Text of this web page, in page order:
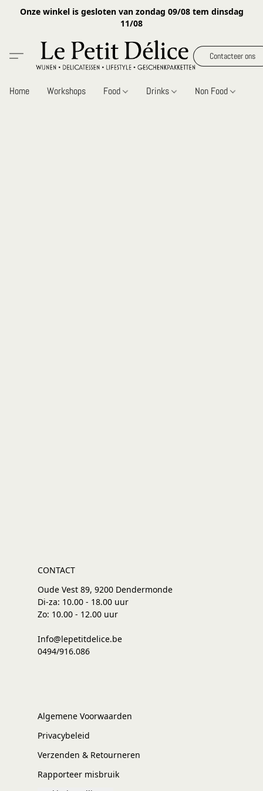
Onze winkel is gesloten van zondag 09/08 tem dinsdag
11/08
Contacteer ons
Home Workshops Food Drinks Non Food
CONTACT
Oude Vest 89, 9200 Dendermonde
Di-za: 10.00 - 18.00 uur
Zo: 10.00 - 12.00 uur
Info@lepetitdelice.be
0494/916.086
Algemene Voorwaarden
Privacybeleid
Verzenden & Retourneren
Rapporteer misbruik